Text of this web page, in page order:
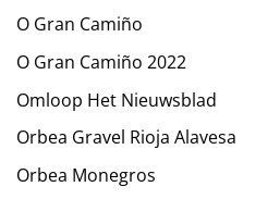
O Gran Camiño
O Gran Camiño 2022
Omloop Het Nieuwsblad
Orbea Gravel Rioja Alavesa
Orbea Monegros